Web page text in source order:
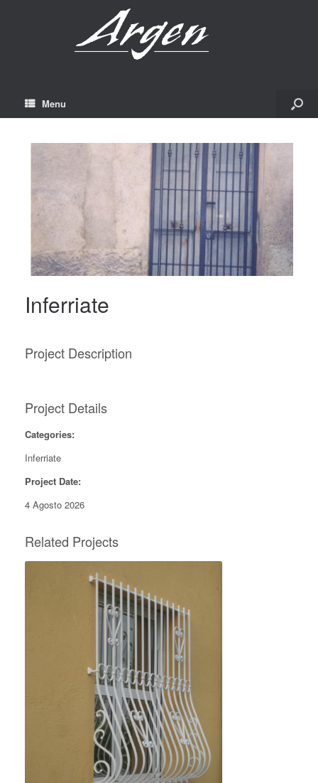
Menu
Inferriate
Project Description
Project Details
Categories:
Inferriate
Project Date:
4 Agosto 2026
Related Projects